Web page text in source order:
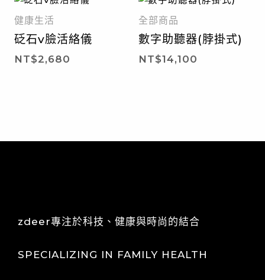
健康生活
砭石v臉活絡儀
NT$2,680
全部商品
數字助聽器(脖掛式)
NT$14,100
zdeer專注於科技、健康與時尚的結合
SPECIALIZING IN FAMILY HEALTH